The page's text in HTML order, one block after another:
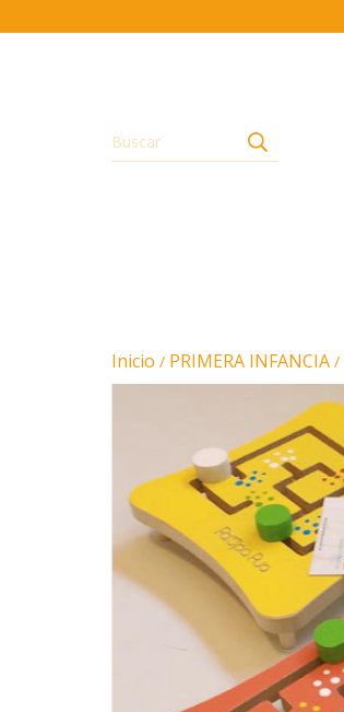
Inicio / PRIMERA INFANCIA /